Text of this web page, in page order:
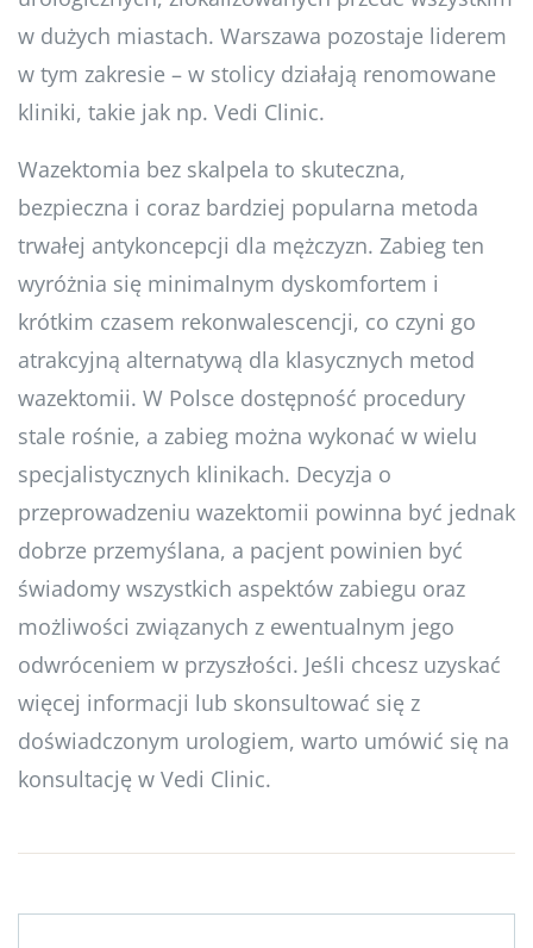
w dużych miastach. Warszawa pozostaje liderem
w tym zakresie – w stolicy działają renomowane
kliniki, takie jak np. Vedi Clinic.
Wazektomia bez skalpela to skuteczna,
bezpieczna i coraz bardziej popularna metoda
trwałej antykoncepcji dla mężczyzn. Zabieg ten
wyróżnia się minimalnym dyskomfortem i
krótkim czasem rekonwalescencji, co czyni go
atrakcyjną alternatywą dla klasycznych metod
wazektomii. W Polsce dostępność procedury
stale rośnie, a zabieg można wykonać w wielu
specjalistycznych klinikach. Decyzja o
przeprowadzeniu wazektomii powinna być jednak
dobrze przemyślana, a pacjent powinien być
świadomy wszystkich aspektów zabiegu oraz
możliwości związanych z ewentualnym jego
odwróceniem w przyszłości. Jeśli chcesz uzyskać
więcej informacji lub skonsultować się z
doświadczonym urologiem, warto umówić się na
konsultację w Vedi Clinic.